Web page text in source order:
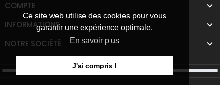
Ce site web utilise des cookies pour vous
garantir une expérience optimale.
En savoir plus
J'ai compris !
COMPTE
INFORMATIONS
NOTRE SOCIÉTÉ